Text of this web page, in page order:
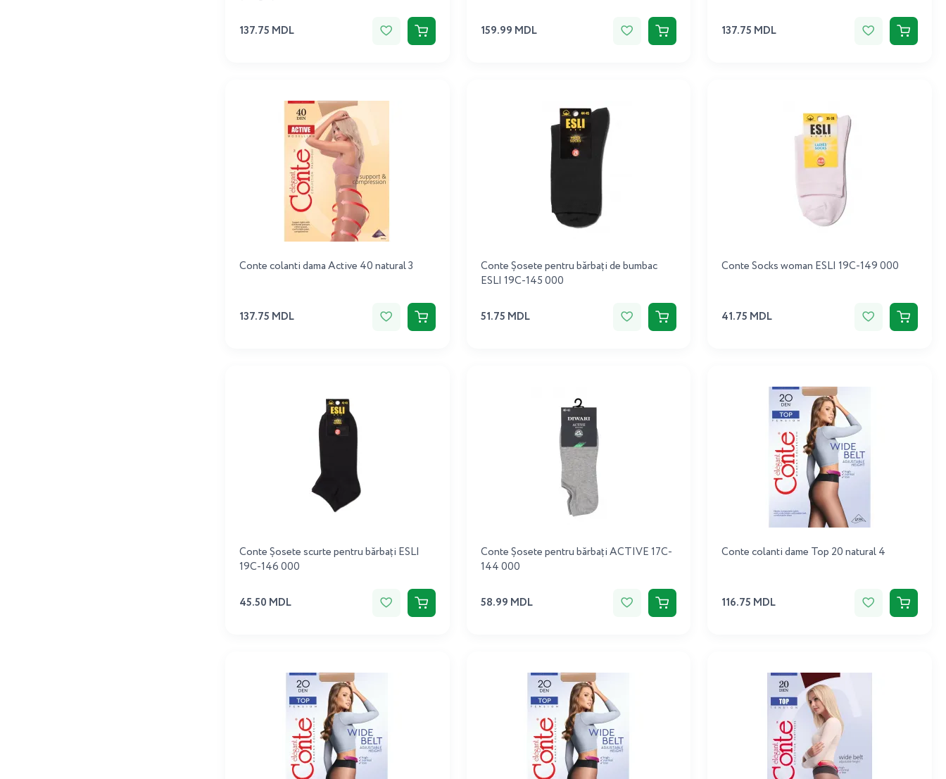
137.75 MDL 159.99 MDL 137.75 MDL
Conte colanti dama Active 40 natural 3
137.75 MDL
Conte Șosete pentru bărbați de bumbac
ESLI 19C-145 000
51.75 MDL
Conte Socks woman ESLI 19C-149 000
41.75 MDL
Conte Șosete scurte pentru bărbați ESLI
19C-146 000
45.50 MDL
Conte Șosete pentru bărbați ACTIVE 17C-
144 000
58.99 MDL
Conte colanti dame Top 20 natural 4
116.75 MDL